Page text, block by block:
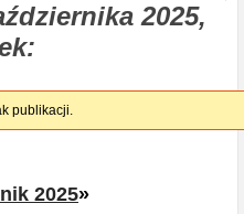
2025,
publikacji.
2025»